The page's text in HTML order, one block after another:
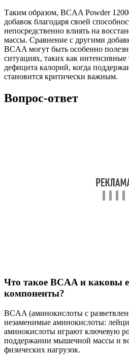
Таким образом, BCAA Powder
добавок благодаря своей
непосредственно влиять на
массы. Сравнение с другими
BCAA могут быть особенно
ситуациях, таких как
дефицита калорий, когда
становится критически важным.
Вопрос-ответ
Что такое BCAA и каковы
компоненты?
BCAA (аминокислоты с
незаменимые аминокислоты:
аминокислоты играют ключевую
поддержании мышечной массы и
физических нагрузок.